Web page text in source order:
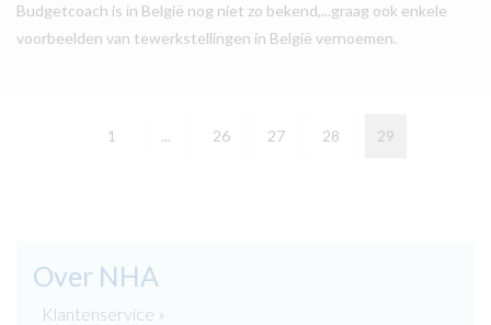
Budgetcoach is in België nog niet zo bekend,...graag ook enkele
voorbeelden van tewerkstellingen in België vernoemen.
1 ... 26 27 28 29
Over NHA
Klantenservice »